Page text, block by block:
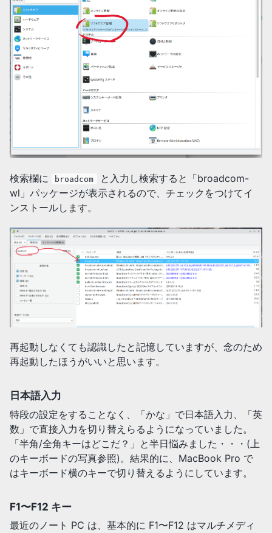
検索欄に broadcom
と入力し検索すると「broadcom-
wl」パッケージが表示されるので、チェックをつけてイ
ンストールします。
再起動しなくても認識したと記憶していますが、念のため
再起動したほうがいいと思います。
日本語入力
特段の設定をすることなく、「かな」で日本語入力、「英
数」で直接入力を切り替えらるようになっていました。
「半角/全角キーはどこだ？」と半日悩みました・・・(上
のキーボードの写真参照)。結果的に、MacBook Pro で
はキーボード横のキーで切り替えるようにしています。
F1〜F12 キー
最近のノート PC は、基本的に F1〜F12 はマルチメディ